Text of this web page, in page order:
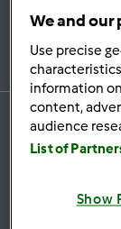
Zapisz
Wyszukaj
We and our
Use precise
information
content,
audience
List of
Show